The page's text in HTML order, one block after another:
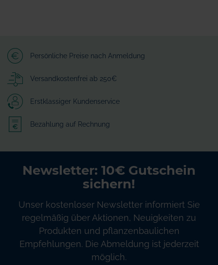
Persönliche Preise nach Anmeldung
Versandkostenfrei ab 250€
Erstklassiger Kundenservice
Bezahlung auf Rechnung
Newsletter: 10€ Gutschein
sichern!
Unser kostenloser Newsletter informiert Sie
regelmäßig über Aktionen, Neuigkeiten zu
Produkten und pflanzenbaulichen
Empfehlungen. Die Abmeldung ist jederzeit
möglich.